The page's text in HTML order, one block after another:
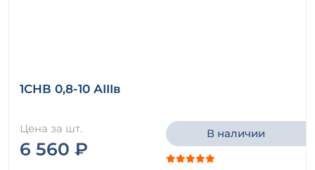
1СНВ 0,8-10 АIIIв
Цена за шт.
6 560 ₽
В наличии